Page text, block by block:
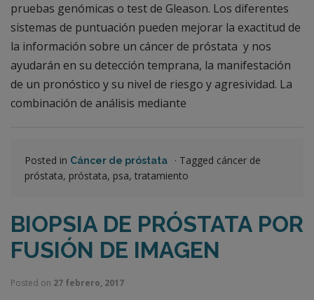
pruebas genómicas o test de Gleason. Los diferentes
sistemas de puntuación pueden mejorar la exactitud de
la información sobre un cáncer de próstata y nos
ayudarán en su detección temprana, la manifestación
de un pronóstico y su nivel de riesgo y agresividad. La
combinación de análisis mediante
Posted in Cáncer de próstata · Tagged cáncer de
próstata, próstata, psa, tratamiento
BIOPSIA DE PRÓSTATA POR
FUSIÓN DE IMAGEN
Posted on 27 febrero, 2017